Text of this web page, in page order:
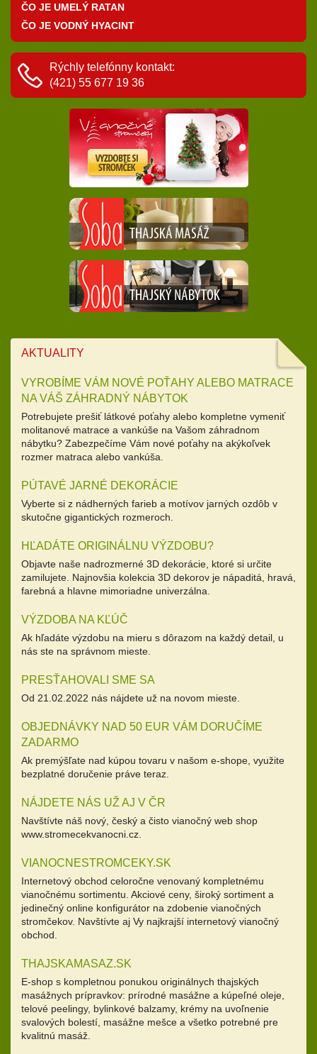
ČO JE UMELÝ RATAN
ČO JE VODNÝ HYACINT
Rýchly telefónny kontakt:
(421) 55 677 19 36
AKTUALITY
VYROBÍME VÁM NOVÉ POŤAHY ALEBO MATRACE
NA VÁŠ ZÁHRADNÝ NÁBYTOK
Potrebujete prešiť látkové poťahy alebo kompletne vymeniť
molitanové matrace a vankúše na Vašom záhradnom
nábytku? Zabezpečíme Vám nové poťahy na akýkoľvek
rozmer matraca alebo vankúša.
PÚTAVÉ JARNÉ DEKORÁCIE
Vyberte si z nádherných farieb a motívov jarných ozdôb v
skutočne gigantických rozmeroch.
HĽADÁTE ORIGINÁLNU VÝZDOBU?
Objavte naše nadrozmerné 3D dekorácie, ktoré si určite
zamilujete. Najnovšia kolekcia 3D dekorov je nápaditá, hravá,
farebná a hlavne mimoriadne univerzálna.
VÝZDOBA NA KĽÚČ
Ak hľadáte výzdobu na mieru s dôrazom na každý detail, u
nás ste na správnom mieste.
PRESŤAHOVALI SME SA
Od 21.02.2022 nás nájdete už na novom mieste.
OBJEDNÁVKY NAD 50 EUR VÁM DORUČÍME
ZADARMO
Ak premýšľate nad kúpou tovaru v našom e-shope, využite
bezplatné doručenie práve teraz.
NÁJDETE NÁS UŽ AJ V ČR
Navštívte náš nový, český a čisto vianočný web shop
www.stromecekvanocni.cz.
VIANOCNESTROMCEKY.SK
Internetový obchod celoročne venovaný kompletnému
vianočnému sortimentu. Akciové ceny, široký sortiment a
jedinečný online konfigurátor na zdobenie vianočných
stromčekov. Navštívte aj Vy najkrajší internetový vianočný
obchod.
THAJSKAMASAZ.SK
E-shop s kompletnou ponukou originálnych thajských
masážnych prípravkov: prírodné masážne a kúpeľné oleje,
telové peelingy, bylinkové balzamy, krémy na uvoľnenie
svalových bolestí, masážne mešce a všetko potrebné pre
kvalitnú masáž.